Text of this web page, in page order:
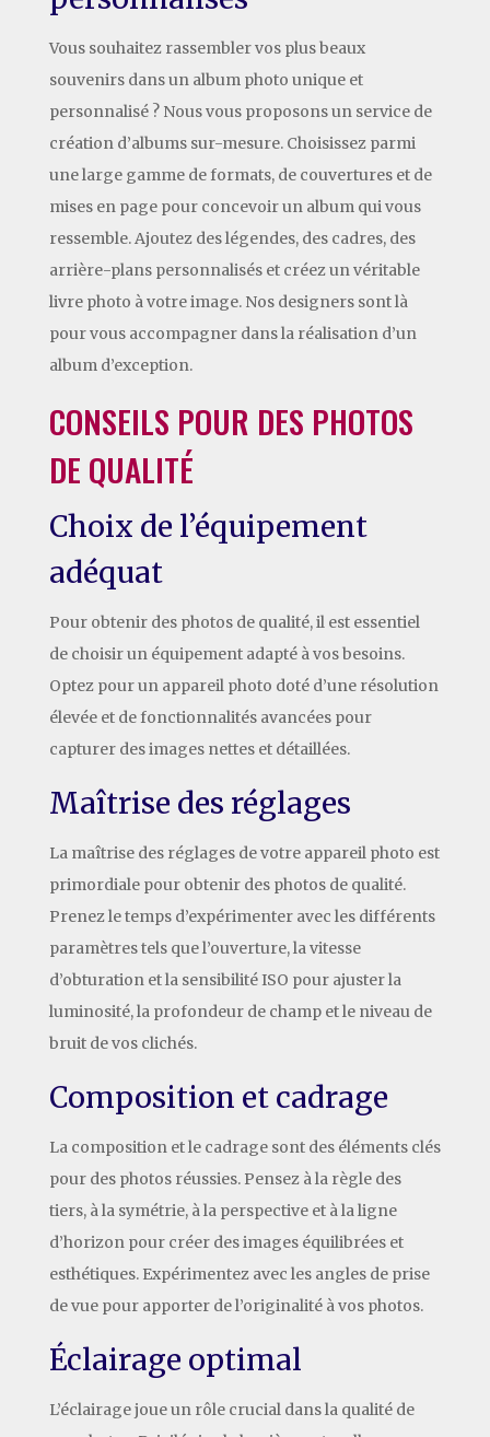
Vous souhaitez rassembler vos plus beaux
souvenirs dans un album photo unique et
personnalisé ? Nous vous proposons un service de
création d’albums sur-mesure. Choisissez parmi
une large gamme de formats, de couvertures et de
mises en page pour concevoir un album qui vous
ressemble. Ajoutez des légendes, des cadres, des
arrière-plans personnalisés et créez un véritable
livre photo à votre image. Nos designers sont là
pour vous accompagner dans la réalisation d’un
album d’exception.
CONSEILS POUR DES PHOTOS
DE QUALITÉ
Choix de l’équipement
adéquat
Pour obtenir des photos de qualité, il est essentiel
de choisir un équipement adapté à vos besoins.
Optez pour un appareil photo doté d’une résolution
élevée et de fonctionnalités avancées pour
capturer des images nettes et détaillées.
Maîtrise des réglages
La maîtrise des réglages de votre appareil photo est
primordiale pour obtenir des photos de qualité.
Prenez le temps d’expérimenter avec les différents
paramètres tels que l’ouverture, la vitesse
d’obturation et la sensibilité ISO pour ajuster la
luminosité, la profondeur de champ et le niveau de
bruit de vos clichés.
Composition et cadrage
La composition et le cadrage sont des éléments clés
pour des photos réussies. Pensez à la règle des
tiers, à la symétrie, à la perspective et à la ligne
d’horizon pour créer des images équilibrées et
esthétiques. Expérimentez avec les angles de prise
de vue pour apporter de l’originalité à vos photos.
Éclairage optimal
L’éclairage joue un rôle crucial dans la qualité de